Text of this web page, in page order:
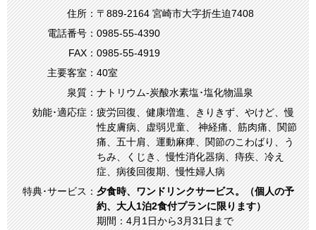
住所：〒889-2164 宮崎市大字折⽣迫7408
電話番号：0985-55-4390
FAX：0985-55-4919
主要客室：40室
泉質：ナトリウム-炭酸水素塩･塩化物温泉
効能･適応症：疲労回復、健康増進、きりきず、やけど、慢
性皮膚病、虚弱児童、 神経痛、筋肉痛、関節
痛、五十肩、運動麻痺、関節のこわばり、う
ちみ、くじき、慢性消化器病、痔疾、冷え
症、病後回復期、慢性婦人病
特典･サービス：夕食時、ワンドリンクサービス。（個人の予
約、大人1泊2食付プランに限ります）
期間：4月1日から3月31日まで